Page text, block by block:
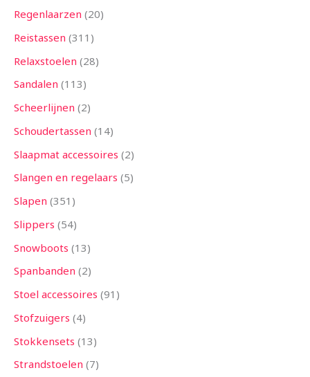
Regenlaarzen 20
Reistassen 311
Relaxstoelen 28
Sandalen 113
Scheerlijnen 2
Schoudertassen 14
Slaapmat accessoires 2
Slangen en regelaars 5
Slapen 351
Slippers 54
Snowboots 13
Spanbanden 2
Stoel accessoires 91
Stofzuigers 4
Stokkensets 13
Strandstoelen 7